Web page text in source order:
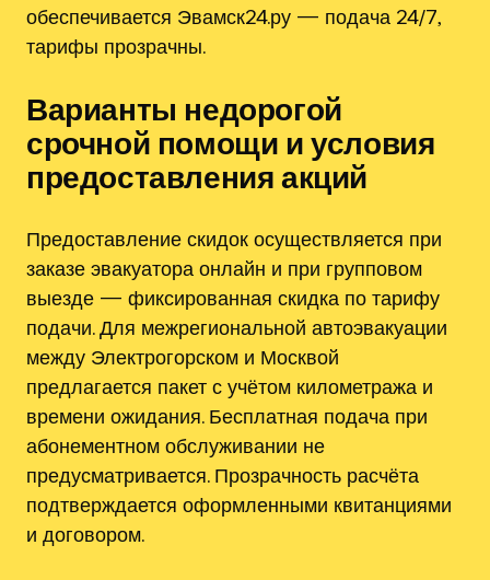
обеспечивается Эвамск24.ру — подача 24/7‚
тарифы прозрачны.
Варианты недорогой
срочной помощи и условия
предоставления акций
Предоставление скидок осуществляется при
заказе эвакуатора онлайн и при групповом
выезде — фиксированная скидка по тарифу
подачи. Для межрегиональной автоэвакуации
между Электрогорском и Москвой
предлагается пакет с учётом километража и
времени ожидания. Бесплатная подача при
абонементном обслуживании не
предусматривается. Прозрачность расчёта
подтверждается оформленными квитанциями
и договором.